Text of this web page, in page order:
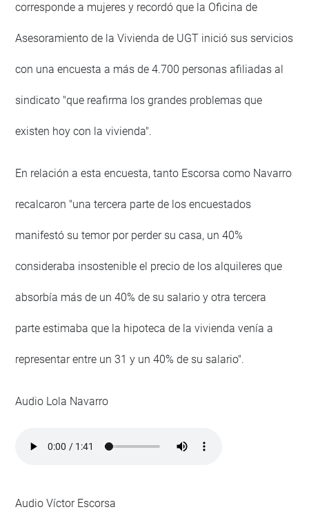
corresponde a mujeres y recordó que la Oficina de
Asesoramiento de la Vivienda de UGT inició sus servicios
con una encuesta a más de 4.700 personas afiliadas al
sindicato "que reafirma los grandes problemas que
existen hoy con la vivienda".
En relación a esta encuesta, tanto Escorsa como Navarro
recalcaron "una tercera parte de los encuestados
manifestó su temor por perder su casa, un 40%
consideraba insostenible el precio de los alquileres que
absorbía más de un 40% de su salario y otra tercera
parte estimaba que la hipoteca de la vivienda venía a
representar entre un 31 y un 40% de su salario".
Audio Lola Navarro
Audio Víctor Escorsa